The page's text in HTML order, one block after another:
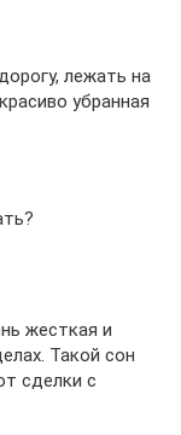
лежать на
убранная
жесткая и
Такой сон
сделки с